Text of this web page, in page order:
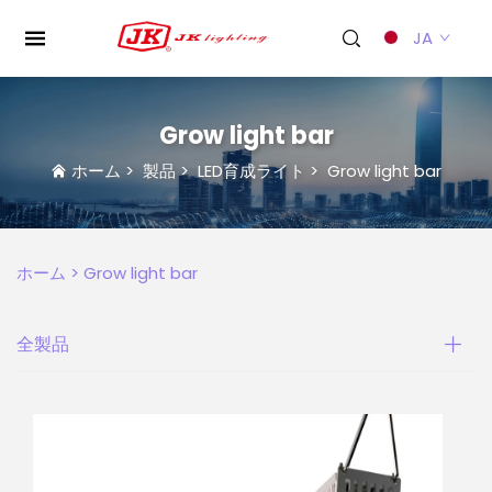
JA
Grow light bar
ホーム>製品>LED育成ライト > Grow light bar
ホーム > Grow light bar
全製品